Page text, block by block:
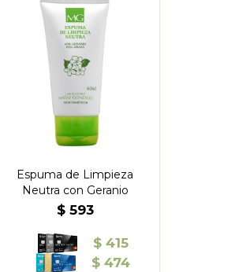
Espuma de Limpieza
Neutra con Geranio
$ 593
$ 415
$ 474